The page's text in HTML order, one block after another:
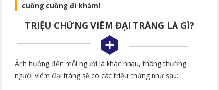
cuống cuồng đi khám!
TRIỆU CHỨNG VIÊM ĐẠI TRÀNG LÀ GÌ?
Ảnh hưởng đến mỗi người là khác nhau, thông thường
người viêm đại tràng sẽ có các triệu chứng như sau: